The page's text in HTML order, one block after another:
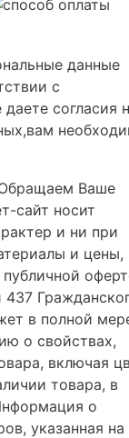
данные
с
согласия
Ваше
сайт носит
и ни при
и цены,
в полной
о свойствах,
включая
товара, в
о
указанная на